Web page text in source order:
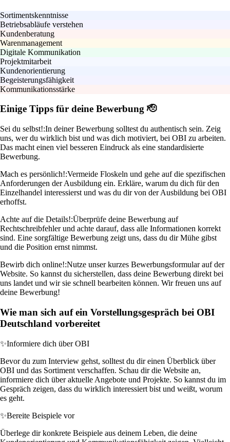
Sortimentskenntnisse
Betriebsabläufe verstehen
Kundenberatung
Warenmanagement
Digitale Kommunikation
Projektmitarbeit
Kundenorientierung
Begeisterungsfähigkeit
Kommunikationsstärke
Einige Tipps für deine Bewerbung 🫡
Sei du selbst!:In deiner Bewerbung solltest du authentisch sein. Zeig
uns, wer du wirklich bist und was dich motiviert, bei OBI zu arbeiten.
Das macht einen viel besseren Eindruck als eine standardisierte
Bewerbung.
Mach es persönlich!:Vermeide Floskeln und gehe auf die spezifischen
Anforderungen der Ausbildung ein. Erkläre, warum du dich für den
Einzelhandel interessierst und was du dir von der Ausbildung bei OBI
erhoffst.
Achte auf die Details!:Überprüfe deine Bewerbung auf
Rechtschreibfehler und achte darauf, dass alle Informationen korrekt
sind. Eine sorgfältige Bewerbung zeigt uns, dass du dir Mühe gibst
und die Position ernst nimmst.
Bewirb dich online!:Nutze unser kurzes Bewerbungsformular auf der
Website. So kannst du sicherstellen, dass deine Bewerbung direkt bei
uns landet und wir sie schnell bearbeiten können. Wir freuen uns auf
deine Bewerbung!
Wie man sich auf ein Vorstellungsgespräch bei OBI
Deutschland vorbereitet
✨Informiere dich über OBI
Bevor du zum Interview gehst, solltest du dir einen Überblick über
OBI und das Sortiment verschaffen. Schau dir die Website an,
informiere dich über aktuelle Angebote und Projekte. So kannst du im
Gespräch zeigen, dass du wirklich interessiert bist und weißt, worum
es geht.
✨Bereite Beispiele vor
Überlege dir konkrete Beispiele aus deinem Leben, die deine